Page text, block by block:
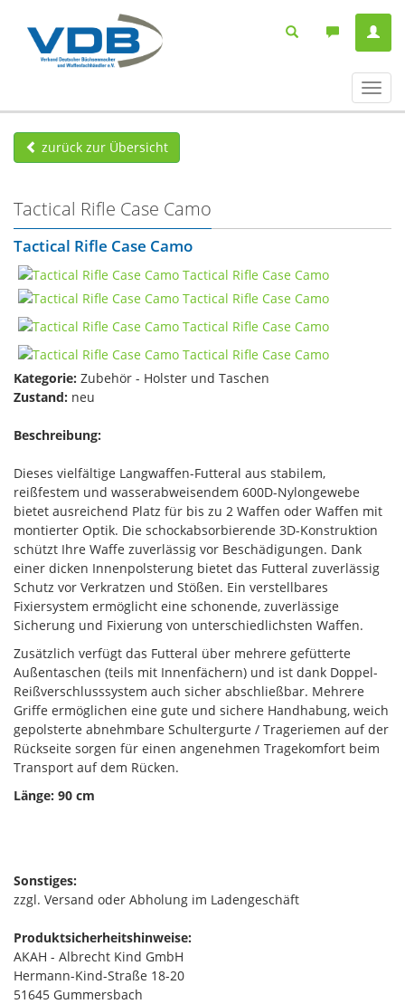
ein-/
zurück zur Übersicht
Tactical Rifle Case Camo
Tactical Rifle Case Camo
Kategorie: Zubehör - Holster und Taschen
Zustand: neu
Beschreibung:
Dieses vielfältige Langwaffen-Futteral aus stabilem,
reißfestem und wasserabweisendem 600D-Nylongewebe
bietet ausreichend Platz für bis zu 2 Waffen oder Waffen mit
montierter Optik. Die schockabsorbierende 3D-Konstruktion
schützt Ihre Waffe zuverlässig vor Beschädigungen. Dank
einer dicken Innenpolsterung bietet das Futteral zuverlässig
Schutz vor Verkratzen und Stößen. Ein verstellbares
Fixiersystem ermöglicht eine schonende, zuverlässige
Sicherung und Fixierung von unterschiedlichsten Waffen.
Zusätzlich verfügt das Futteral über mehrere gefütterte
Außentaschen (teils mit Innenfächern) und ist dank Doppel-
Reißverschlusssystem auch sicher abschließbar. Mehrere
Griffe ermöglichen eine gute und sichere Handhabung, weich
gepolsterte abnehmbare Schultergurte / Trageriemen auf der
Rückseite sorgen für einen angenehmen Tragekomfort beim
Transport auf dem Rücken.
Länge: 90 cm
Sonstiges:
zzgl. Versand oder Abholung im Ladengeschäft
Produktsicherheitshinweise:
AKAH - Albrecht Kind GmbH
Hermann-Kind-Straße 18-20
51645 Gummersbach